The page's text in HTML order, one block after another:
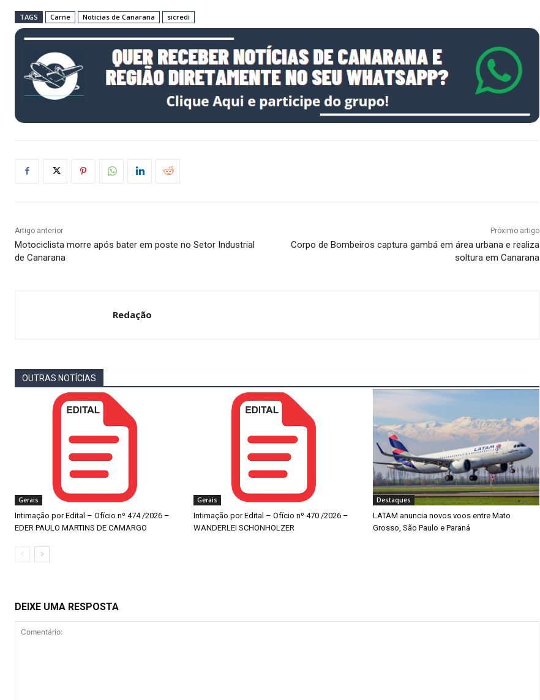
TAGS Carne Noticias de Canarana sicredi
Artigo anterior
Motociclista morre após bater em poste no Setor Industrial
de Canarana
Próximo artigo
Corpo de Bombeiros captura gambá em área urbana e realiza
soltura em Canarana
Redação
OUTRAS NOTÍCIAS
Gerais
Intimação por Edital – Ofício nº 474 /2026 –
EDER PAULO MARTINS DE CAMARGO
Gerais
Intimação por Edital – Ofício nº 470 /2026 –
WANDERLEI SCHONHOLZER
Destaques
LATAM anuncia novos voos entre Mato
Grosso, São Paulo e Paraná
DEIXE UMA RESPOSTA